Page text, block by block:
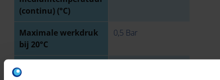
(continu) (°C)
Maximale werkdruk
bij 20°C
0,5 Bar
Ringstijfheidsklasse